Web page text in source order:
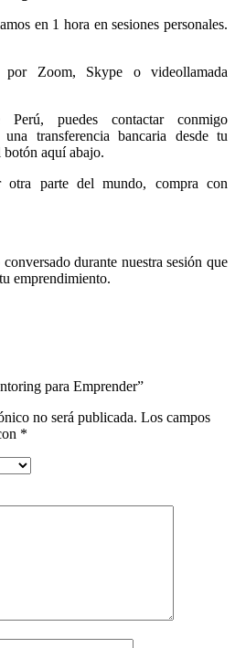
en 1 hora en sesiones personales.
por Zoom, Skype o videollamada
puedes contactar conmigo
transferencia bancaria desde tu
aquí abajo.
otra parte del mundo, compra con
durante nuestra sesión que
emprendimiento.
para Emprender”
no será publicada. Los campos
*